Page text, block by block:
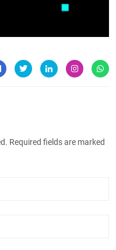
Required fields are marked